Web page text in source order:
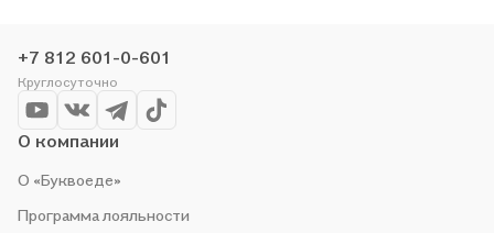
организуем конкурсы и проводим акции. Оставайтесь с нами,
чтобы не упустить выгоду!
+7 812 601-0-601
Круглосуточно
О компании
О «Буквоеде»
Программа лояльности